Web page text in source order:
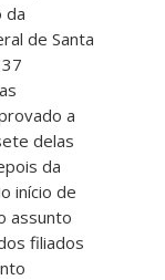
da
de Santa
a
delas
da
início de
assunto
filiados